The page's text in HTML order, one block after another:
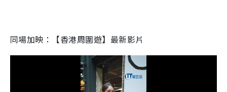
同場加映：【香港周圍遊】最新影片